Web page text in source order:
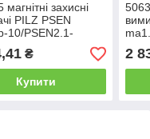
захисні
PILZ PSEN
10/PSEN2.1-
1unit
₴
Купити
2